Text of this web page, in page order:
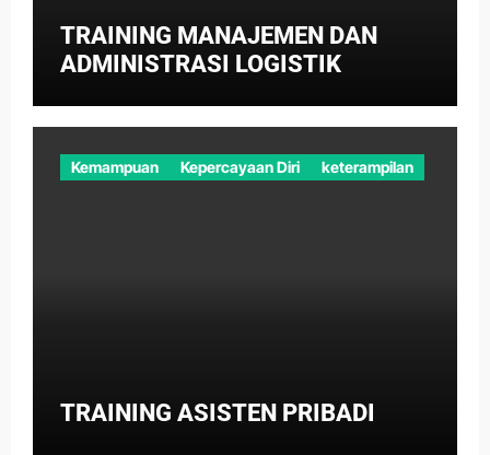
TRAINING MANAJEMEN DAN
ADMINISTRASI LOGISTIK
Kemampuan Kepercayaan Diri keterampilan
TRAINING ASISTEN PRIBADI